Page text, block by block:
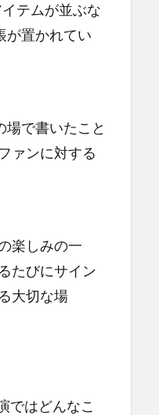
テムが並ぶな
が置かれてい
で書いたこと
ァンに対する
楽しみの一
たびにサイン
大切な場
ではどんなこ